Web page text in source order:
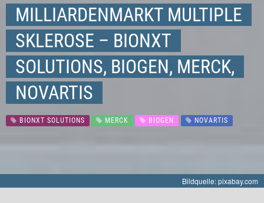
MILLIARDENMARKT MULTIPLE
SKLEROSE – BIONXT
SOLUTIONS, BIOGEN, MERCK,
NOVARTIS
BIONXT SOLUTIONS MERCK BIOGEN NOVARTIS
Bildquelle: pixabay.com